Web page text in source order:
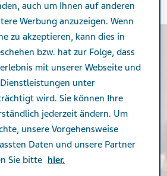
auch um Ihnen auf anderen
Werbung anzuzeigen. Wenn
zu akzeptieren, kann dies in
bzw. hat zur Folge, dass
mit unserer Webseite und
unter
wird. Sie können Ihre
jederzeit ändern. Um
unsere Vorgehensweise
Daten und unsere Partner
Sie bitte hier.